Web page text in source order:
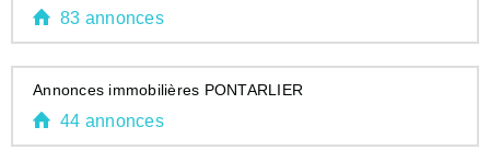
83 annonces
Annonces immobilières PONTARLIER
44 annonces